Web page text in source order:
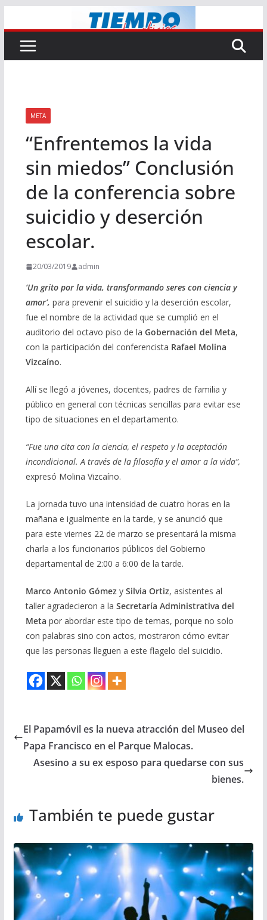
al
contenido
META
“Enfrentemos la vida
sin miedos” Conclusión
de la conferencia sobre
suicidio y deserción
escolar.
20/03/2019 admin
‘Un grito por la vida, transformando seres con ciencia y
amor’, para prevenir el suicidio y la deserción escolar,
fue el nombre de la actividad que se cumplió en el
auditorio del octavo piso de la Gobernación del Meta,
con la participación del conferencista Rafael Molina
Vizcaíno.
Allí se llegó a jóvenes, docentes, padres de familia y
público en general con técnicas sencillas para evitar ese
tipo de situaciones en el departamento.
“Fue una cita con la ciencia, el respeto y la aceptación
incondicional. A través de la filosofía y el amor a la vida”,
expresó Molina Vizcaíno.
La jornada tuvo una intensidad de cuatro horas en la
mañana e igualmente en la tarde, y se anunció que
para este viernes 22 de marzo se presentará la misma
charla a los funcionarios públicos del Gobierno
departamental de 2:00 a 6:00 de la tarde.
Marco Antonio Gómezy Silvia Ortiz, asistentes al
taller agradecieron a la Secretaría Administrativa del
Meta por abordar este tipo de temas, porque no solo
con palabras sino con actos, mostraron cómo evitar
que las personas lleguen a este flagelo del suicidio.
El Papamóvil es la nueva atracción del Museo del
Papa Francisco en el Parque Malocas.
Asesino a su ex esposo para quedarse con sus
bienes.
También te puede gustar